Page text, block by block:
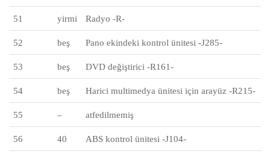
51 yirmi Radyo -R-
52 beş Pano ekindeki kontrol ünitesi -J285-
53 beş DVD değiştirici -R161-
54 beş Harici multimedya ünitesi için arayüz -R215-
55 – atfedilmemiş
56 40 ABS kontrol ünitesi -J104-